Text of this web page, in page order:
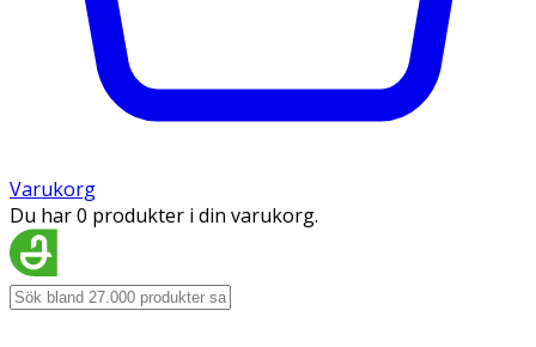
Varukorg
Du har 0 produkter i din varukorg.